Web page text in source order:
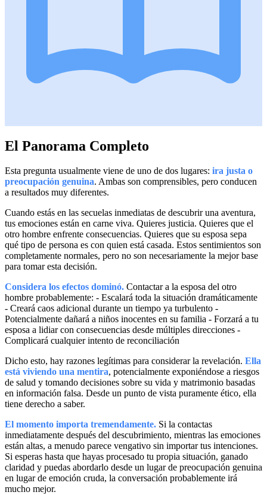
El Panorama Completo
Esta pregunta usualmente viene de uno de dos lugares: ira justa o
preocupación genuina. Ambas son comprensibles, pero conducen
a resultados muy diferentes.
Cuando estás en las secuelas inmediatas de descubrir una aventura,
tus emociones están en carne viva. Quieres justicia. Quieres que el
otro hombre enfrente consecuencias. Quieres que su esposa sepa
qué tipo de persona es con quien está casada. Estos sentimientos son
completamente normales, pero no son necesariamente la mejor base
para tomar esta decisión.
Considera los efectos dominó. Contactar a la esposa del otro
hombre probablemente: - Escalará toda la situación dramáticamente
- Creará caos adicional durante un tiempo ya turbulento -
Potencialmente dañará a niños inocentes en su familia - Forzará a tu
esposa a lidiar con consecuencias desde múltiples direcciones -
Complicará cualquier intento de reconciliación
Dicho esto, hay razones legítimas para considerar la revelación. Ella
está viviendo una mentira, potencialmente exponiéndose a riesgos
de salud y tomando decisiones sobre su vida y matrimonio basadas
en información falsa. Desde un punto de vista puramente ético, ella
tiene derecho a saber.
El momento importa tremendamente. Si la contactas
inmediatamente después del descubrimiento, mientras las emociones
están altas, a menudo parece vengativo sin importar tus intenciones.
Si esperas hasta que hayas procesado tu propia situación, ganado
claridad y puedas abordarlo desde un lugar de preocupación genuina
en lugar de emoción cruda, la conversación probablemente irá
mucho mejor.